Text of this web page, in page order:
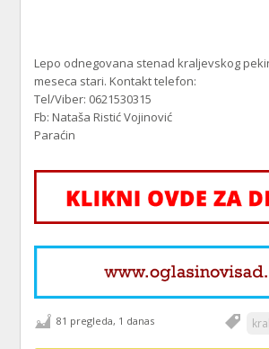
Lepo odnegovana stenad kraljevskog
meseca stari. Kontakt telefon:
Tel/Viber: 0621530315
Fb: Nataša Ristić Vojinović
Paraćin
81 pregleda, 1 danas